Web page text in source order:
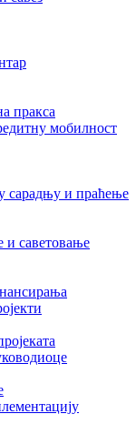
пракса
мобилност
сарадњу и праћење
и саветовање